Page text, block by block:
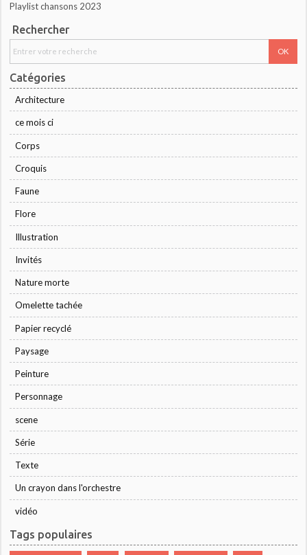
Playlist chansons 2023
Rechercher
Catégories
Architecture
ce mois ci
Corps
Croquis
Faune
Flore
Illustration
Invités
Nature morte
Omelette tachée
Papier recyclé
Paysage
Peinture
Personnage
scene
Série
Texte
Un crayon dans l'orchestre
vidéo
Tags populaires